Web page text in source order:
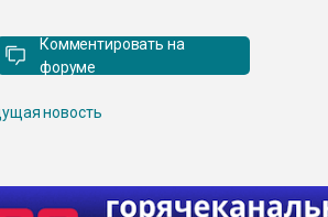
Комментировать на
форуме
новость